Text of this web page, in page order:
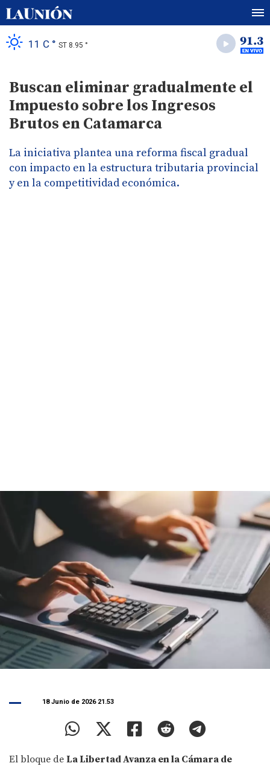
11 C ° ST 8.95 °
Buscan eliminar gradualmente el
Impuesto sobre los Ingresos
Brutos en Catamarca
La iniciativa plantea una reforma fiscal gradual
con impacto en la estructura tributaria provincial
y en la competitividad económica.
18 Junio de 2026 21.53
El bloque de La Libertad Avanza en la Cámara de